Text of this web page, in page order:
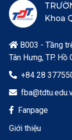
Khoa
B003 - Tầng
Tân Hưng, TP. Hồ
 +84 28

 Fanpage
Giới thiệu